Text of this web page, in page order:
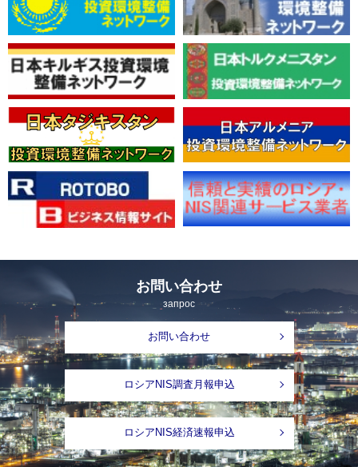
お問い合わせ
запрос
お問い合わせ
ロシアNIS調査月報申込
ロシアNIS経済速報申込